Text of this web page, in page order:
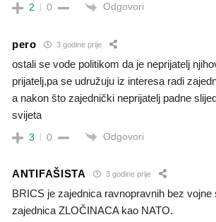
2 0 Odgovori
pero 3 godine prije
ostali se vode politikom da je neprijatelj
prijatelj,pa se udružuju iz interesa radi
a nakon što zajednički neprijatelj padne
svijeta
3 0 Odgovori
ANTIFAŠISTA 3 godine prije
BRICS je zajednica ravnopravnih bez vojne
zajednica ZLOČINACA kao NATO.